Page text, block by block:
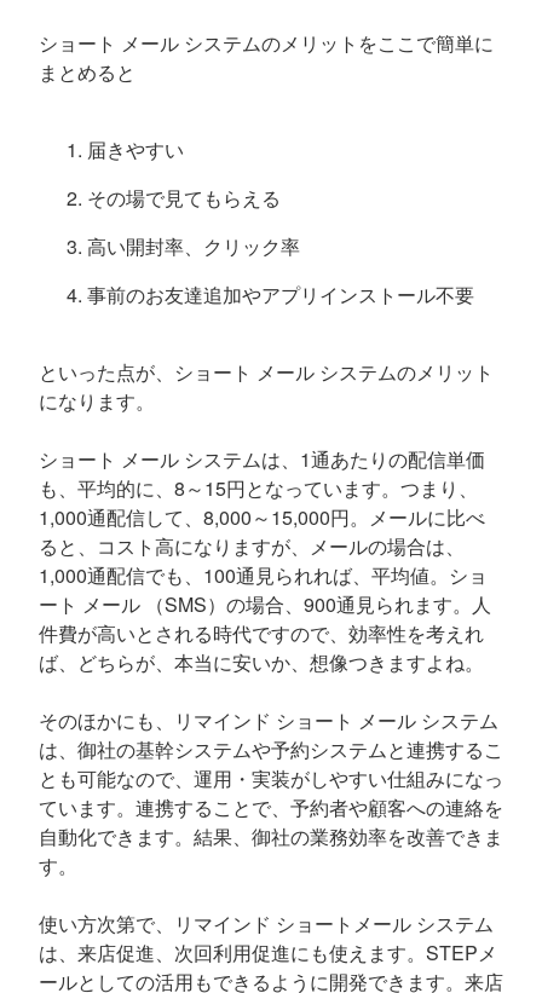
ショート メール システムのメリットをここで簡単に
まとめると
届きやすい
その場で見てもらえる
高い開封率、クリック率
事前のお友達追加やアプリインストール不要
といった点が、ショート メール システムのメリット
になります。
ショート メール システムは、1通あたりの配信単価
も、平均的に、8～15円となっています。つまり、
1,000通配信して、8,000～15,000円。メールに比べ
ると、コスト高になりますが、メールの場合は、
1,000通配信でも、100通見られれば、平均値。ショ
ート メール （SMS）の場合、900通見られます。人
件費が高いとされる時代ですので、効率性を考えれ
ば、どちらが、本当に安いか、想像つきますよね。
そのほかにも、リマインド ショート メール システム
は、御社の基幹システムや予約システムと連携するこ
とも可能なので、運用・実装がしやすい仕組みになっ
ています。連携することで、予約者や顧客への連絡を
自動化できます。結果、御社の業務効率を改善できま
す。
使い方次第で、リマインド ショートメール システム
は、来店促進、次回利用促進にも使えます。STEPメ
ールとしての活用もできるように開発できます。来店